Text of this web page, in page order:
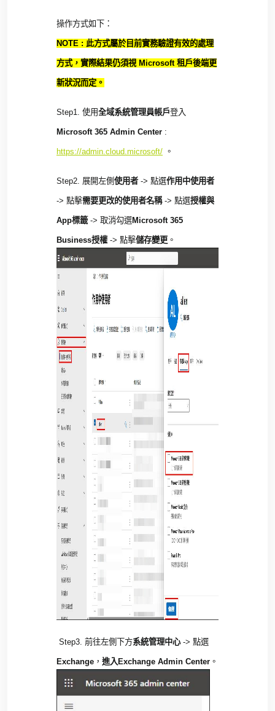
操作方式如下：
NOTE : 此方式屬於目前實務驗證有效的處理
方式 ， 實際結果仍須視 Microsoft 租戶後端更
新狀況而定 。
Step1. 使用全域系統管理員帳戶登入
Microsoft 365 Admin Center :
https://admin.cloud.microsoft/ 。
Step2. 展開左側使用者-> 點選作用中使用者
-> 點擊需要更改的使用者名稱 -> 點選授權與
App標籤 -> 取消勾選Microsoft 365
Business授權 -> 點擊儲存變更 。
Step3. 前往左側下方系統管理中心-> 點選
Exchange ， 進入Exchange Admin Center 。